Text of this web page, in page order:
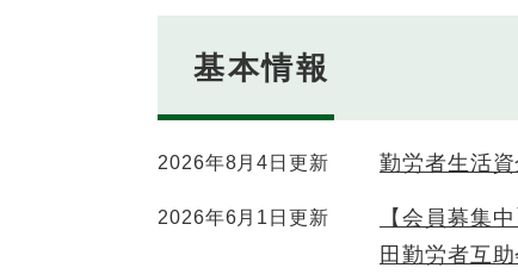
基本情報
2026年8月4日更新 勤労者生活
2026年6月1日更新
【会員募集
田勤労者互助